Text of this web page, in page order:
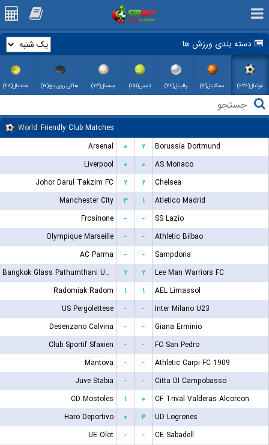
دسته بندی ورزش ها
فوتبال(۶۳۶) بسکتبال(۱۱۱) والیبال(۳۶) تنیس(۱۵۱) بیسبال(۷۳) هاکی روی یخ(۱۷) هندبال(۲۸)
World Friendly Club Matches
Arsenal
۰ ۲
Borussia Dortmund
Liverpool
۰ ۰
AS Monaco
Johor Darul Takzim FC
۲ ۲
Chelsea
Manchester City
۳ ۱
Atletico Madrid
Frosinone
- -
SS Lazio
Olympique Marseille
- -
Athletic Bilbao
AC Parma
- -
Sampdoria
Bangkok Glass Pathumthani United FC
۲ ۲
Lee Man Warriors FC
Radomiak Radom
۱ ۱
AEL Limassol
US Pergolettese
- -
Inter Milano U23
Desenzano Calvina
- -
Giana Erminio
Club Sportif Sfaxien
- -
FC San Pedro
Mantova
- -
Athletic Carpi FC 1909
Juve Stabia
- -
Citta DI Campobasso
CD Mostoles
۱ ۰
CF Trival Valderas Alcorcon
Haro Deportivo
۰ ۳
UD Logrones
UE Olot
- -
CE Sabadell